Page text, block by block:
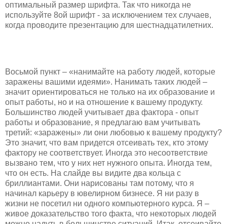
оптимальный размер шрифта. Так что никогда не
используйте 8ой шрифт - за исключением тех случаев,
когда проводите презентацию для шестнадцатилетних.
Восьмой пункт – «нанимайте на работу людей, которые
заражены вашими идеями». Нанимать таких людей –
значит ориентироваться не только на их образование и
опыт работы, но и на отношение к вашему продукту.
Большинство людей учитывает два фактора - опыт
работы и образование, я предлагаю вам учитывать
третий: «заражены» ли они любовью к вашему продукту?
Это значит, что вам придется отсеивать тех, кто этому
фактору не соответствует. Иногда это несоответствие
вызвано тем, что у них нет нужного опыта. Иногда тем,
что он есть. На слайде вы видите два кольца с
бриллиантами. Они нарисованы там потому, что я
начинал карьеру в ювелирном бизнесе. Я ни разу в
жизни не посетил ни одного компьютерного курса. Я –
живое доказательство того факта, что некоторых людей